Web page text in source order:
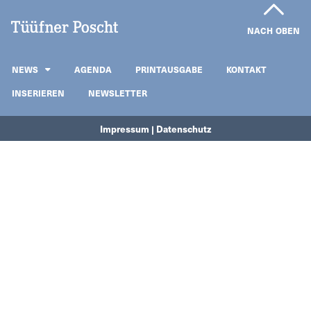
NACH OBEN
NEWS AGENDA PRINTAUSGABE
KONTAKT
INSERIEREN
NEWSLETTER
Impressum | Datenschutz